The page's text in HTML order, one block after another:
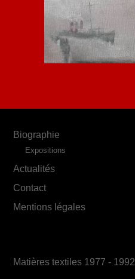
Biographie
Expositions
Actualités
Contact
Mentions légales
Matières textiles 1977 - 1992